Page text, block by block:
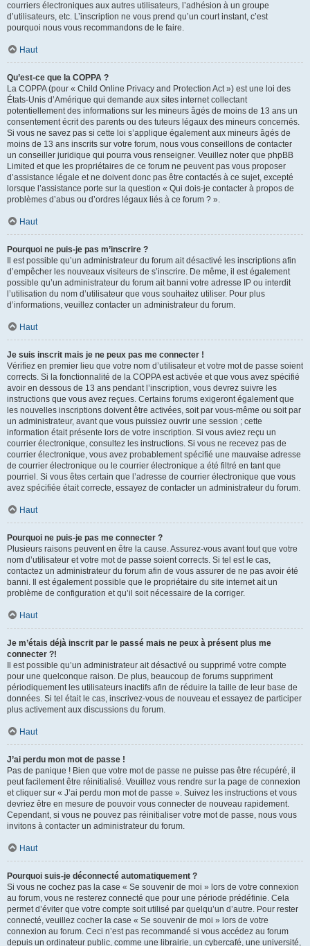
courriers électroniques aux autres utilisateurs, l’adhésion à un groupe
d’utilisateurs, etc. L’inscription ne vous prend qu’un court instant, c’est
pourquoi nous vous recommandons de le faire.
Haut
Qu’est-ce que la COPPA ?
La COPPA (pour « Child Online Privacy and Protection Act ») est une loi des
États-Unis d’Amérique qui demande aux sites internet collectant
potentiellement des informations sur les mineurs âgés de moins de 13 ans un
consentement écrit des parents ou des tuteurs légaux des mineurs concernés.
Si vous ne savez pas si cette loi s’applique également aux mineurs âgés de
moins de 13 ans inscrits sur votre forum, nous vous conseillons de contacter
un conseiller juridique qui pourra vous renseigner. Veuillez noter que phpBB
Limited et que les propriétaires de ce forum ne peuvent pas vous proposer
d’assistance légale et ne doivent donc pas être contactés à ce sujet, excepté
lorsque l’assistance porte sur la question « Qui dois-je contacter à propos de
problèmes d’abus ou d’ordres légaux liés à ce forum ? ».
Haut
Pourquoi ne puis-je pas m’inscrire ?
Il est possible qu’un administrateur du forum ait désactivé les inscriptions afin
d’empêcher les nouveaux visiteurs de s’inscrire. De même, il est également
possible qu’un administrateur du forum ait banni votre adresse IP ou interdit
l’utilisation du nom d’utilisateur que vous souhaitez utiliser. Pour plus
d’informations, veuillez contacter un administrateur du forum.
Haut
Je suis inscrit mais je ne peux pas me connecter !
Vérifiez en premier lieu que votre nom d’utilisateur et votre mot de passe soient
corrects. Si la fonctionnalité de la COPPA est activée et que vous avez spécifié
avoir en dessous de 13 ans pendant l’inscription, vous devrez suivre les
instructions que vous avez reçues. Certains forums exigeront également que
les nouvelles inscriptions doivent être activées, soit par vous-même ou soit par
un administrateur, avant que vous puissiez ouvrir une session ; cette
information était présente lors de votre inscription. Si vous aviez reçu un
courrier électronique, consultez les instructions. Si vous ne recevez pas de
courrier électronique, vous avez probablement spécifié une mauvaise adresse
de courrier électronique ou le courrier électronique a été filtré en tant que
pourriel. Si vous êtes certain que l’adresse de courrier électronique que vous
avez spécifiée était correcte, essayez de contacter un administrateur du forum.
Haut
Pourquoi ne puis-je pas me connecter ?
Plusieurs raisons peuvent en être la cause. Assurez-vous avant tout que votre
nom d’utilisateur et votre mot de passe soient corrects. Si tel est le cas,
contactez un administrateur du forum afin de vous assurer de ne pas avoir été
banni. Il est également possible que le propriétaire du site internet ait un
problème de configuration et qu’il soit nécessaire de la corriger.
Haut
Je m’étais déjà inscrit par le passé mais ne peux à présent plus me
connecter ?!
Il est possible qu’un administrateur ait désactivé ou supprimé votre compte
pour une quelconque raison. De plus, beaucoup de forums suppriment
périodiquement les utilisateurs inactifs afin de réduire la taille de leur base de
données. Si tel était le cas, inscrivez-vous de nouveau et essayez de participer
plus activement aux discussions du forum.
Haut
J’ai perdu mon mot de passe !
Pas de panique ! Bien que votre mot de passe ne puisse pas être récupéré, il
peut facilement être réinitialisé. Veuillez vous rendre sur la page de connexion
et cliquer sur « J’ai perdu mon mot de passe ». Suivez les instructions et vous
devriez être en mesure de pouvoir vous connecter de nouveau rapidement.
Cependant, si vous ne pouvez pas réinitialiser votre mot de passe, nous vous
invitons à contacter un administrateur du forum.
Haut
Pourquoi suis-je déconnecté automatiquement ?
Si vous ne cochez pas la case « Se souvenir de moi » lors de votre connexion
au forum, vous ne resterez connecté que pour une période prédéfinie. Cela
permet d’éviter que votre compte soit utilisé par quelqu’un d’autre. Pour rester
connecté, veuillez cocher la case « Se souvenir de moi » lors de votre
connexion au forum. Ceci n’est pas recommandé si vous accédez au forum
depuis un ordinateur public, comme une librairie, un cybercafé, une université,